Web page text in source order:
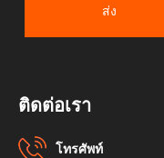
ส่ง
ติดต่อเรา
โทรศัพท์